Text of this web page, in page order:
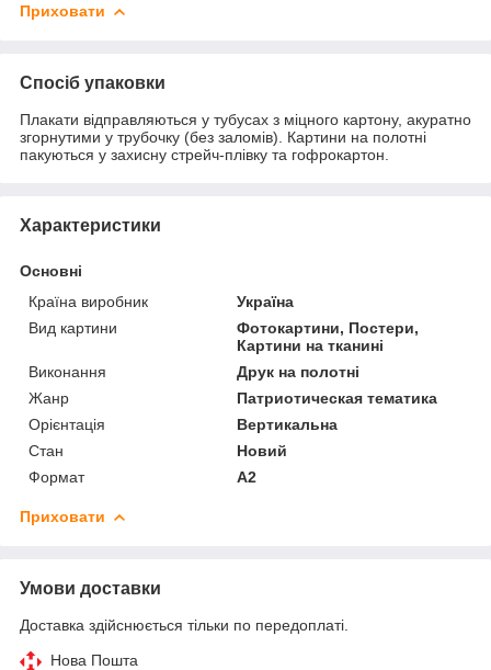
Приховати
Спосіб упаковки
Плакати відправляються у тубусах з міцного картону, акуратно
згорнутими у трубочку (без заломів). Картини на полотні
пакуються у захисну стрейч-плівку та гофрокартон.
Характеристики
Основні
Країна виробник
Україна
Вид картини
Фотокартини, Постери,
Картини на тканині
Виконання
Друк на полотні
Жанр
Патриотическая тематика
Орієнтація
Вертикальна
Стан
Новий
Формат
A2
Приховати
Умови доставки
Доставка здійснюється тільки по передоплаті.
Нова Пошта